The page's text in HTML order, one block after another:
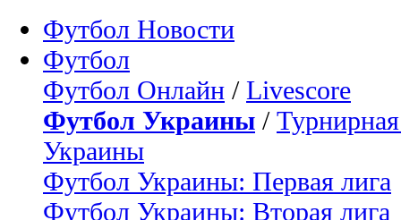
Футбол Новости
Футбол
Футбол Онлайн / Livescore
Футбол Украины /
Украины
Футбол Украины: Первая лига
Футбол Украины: Вторая лига